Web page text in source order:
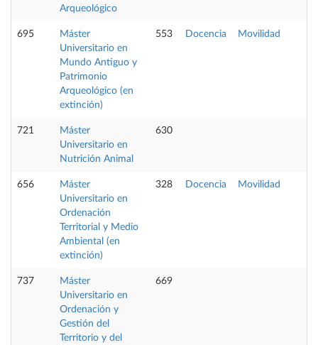
Arqueológico
695
Máster
Universitario en
Mundo Antiguo y
Patrimonio
Arqueológico (en
extinción)
553 Docencia Movilidad
721
Máster
Universitario en
Nutrición Animal
630
656
Máster
Universitario en
Ordenación
Territorial y Medio
Ambiental (en
extinción)
328 Docencia Movilidad
737
Máster
Universitario en
Ordenación y
Gestión del
Territorio y del
669